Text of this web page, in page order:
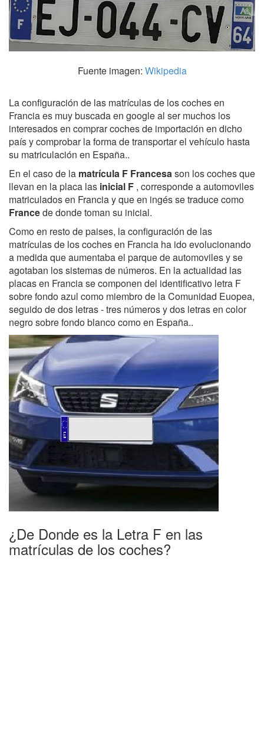
Fuente imagen: Wikipedia
La configuración de las matrículas de los coches en
Francia es muy buscada en google al ser muchos los
interesados en comprar coches de importación en dicho
país y comprobar la forma de transportar el vehículo hasta
su matriculación en España..
En el caso de la matrícula F Francesason los coches que
llevan en la placa las inicial F , corresponde a automoviles
matriculados en Francia y que en ingés se traduce como
Francede donde toman su inicial.
Como en resto de paises, la configuración de las
matrículas de los coches en Francia ha ido evolucionando
a medida que aumentaba el parque de automoviles y se
agotaban los sistemas de números. En la actualidad las
placas en Francia se componen del identificativo letra F
sobre fondo azul como miembro de la Comunidad Euopea,
seguido de dos letras - tres números y dos letras en color
negro sobre fondo blanco como en España..
¿De Donde es la Letra F en las
matrículas de los coches?